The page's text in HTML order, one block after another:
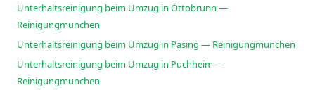
Unterhaltsreinigung beim Umzug in Ottobrunn —
Reinigungmunchen
Unterhaltsreinigung beim Umzug in Pasing — Reinigungmunchen
Unterhaltsreinigung beim Umzug in Puchheim —
Reinigungmunchen